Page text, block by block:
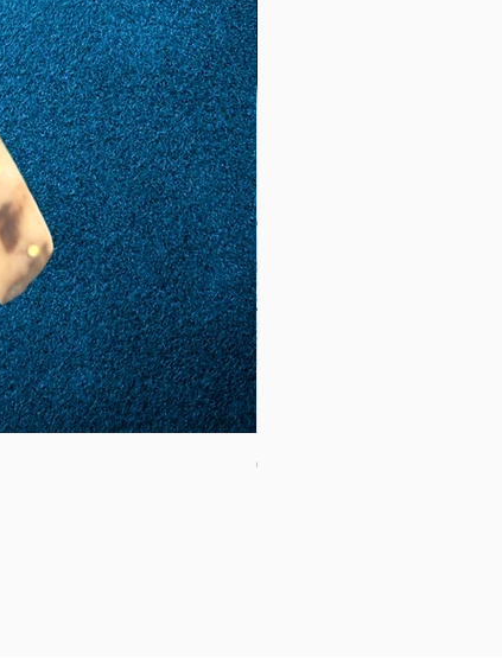
Coltello Sardo "Knife Sardinia":